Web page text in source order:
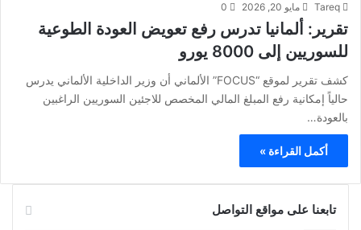
Tareq مايو 20, 2026 0
تقرير: ألمانيا تدرس رفع تعويض العودة الطوعية
للسوريين إلى 8000 يورو
كشف تقرير لموقع “FOCUS” الألماني أن وزير الداخلية الألماني يدرس
حالياً إمكانية رفع المبلغ المالي المخصص للاجئين السوريين الراغبين
بالعودة…
أكمل القراءة »
تابعنا على مواقع التواصل